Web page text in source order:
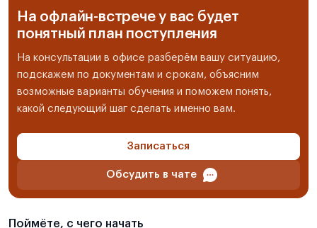
На офлайн-встрече у вас будет
понятный план поступления
На консультации в офисе разберём вашу ситуацию,
подскажем по документам и срокам, объясним
возможные варианты обучения и поможем понять,
какой следующий шаг сделать именно вам.
Записаться
Обсудить в чате
Поймёте, с чего начать